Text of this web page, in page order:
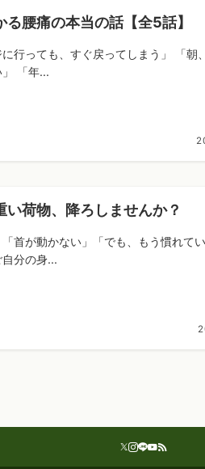
る腰痛の本当の話【全5話】
に行っても、すぐ戻ってしまう」 「朝
「年...
荷物、降ろしませんか？
「首が動かない」「でも、もう慣れ
分の身...